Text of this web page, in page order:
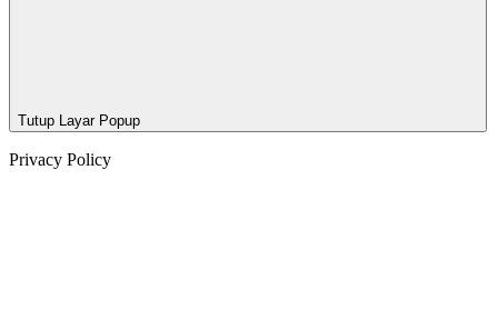
Tutup Layar Popup
Privacy Policy